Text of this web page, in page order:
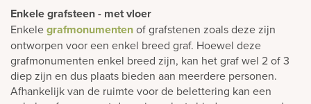
Enkele grafsteen - met vloer
Enkelegrafmonumentenof grafstenen zoals deze zijn
ontworpen voor een enkel breed graf. Hoewel deze
grafmonumenten enkel breed zijn, kan het graf wel 2 of 3
diep zijn en dus plaats bieden aan meerdere personen.
Afhankelijk van de ruimte voor de belettering kan een